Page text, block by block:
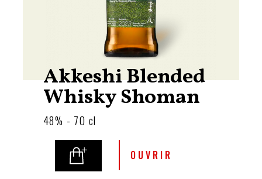
Akkeshi Blended
Whisky Shoman
48% - 70 cl
OUVRIR